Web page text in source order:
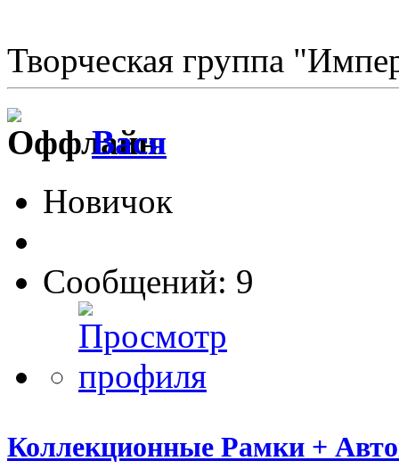
Творческая группа
Вася
Новичок
Сообщений: 9
Коллекционные Рамки +